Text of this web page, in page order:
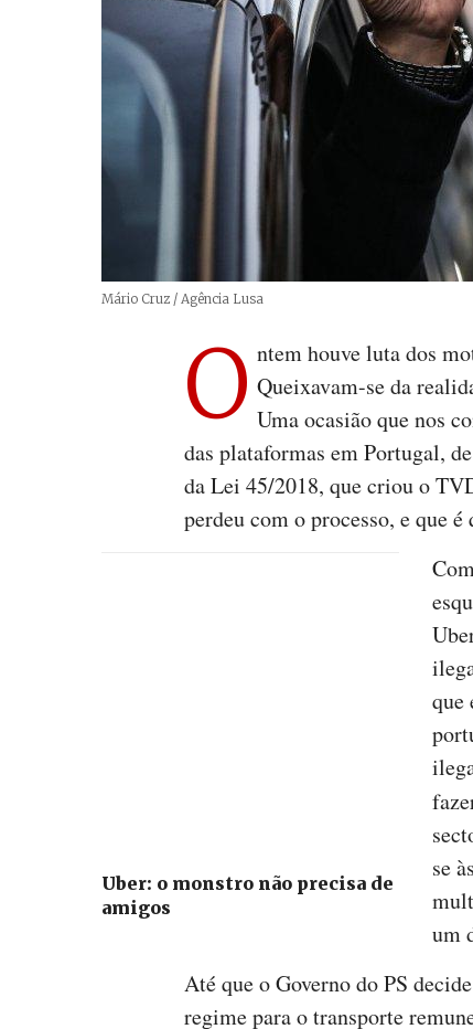
Créditos
Mário Cruz / Agência Lusa
O ntem houve luta dos
Queixavam-se da
Uma ocasião que nos
das plataformas em Portugal,
da Lei 45/2018, que criou o
perdeu com o processo, e que é
Uber: o monstro não precisa de
amigos
que
se
um
Até que o Governo do PS
regime para o transporte